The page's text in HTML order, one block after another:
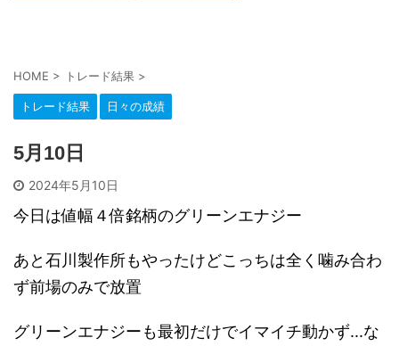
HOME > トレード結果 >
トレード結果 日々の成績
5月10日
2024年5月10日
今日は値幅４倍銘柄のグリーンエナジー
あと石川製作所もやったけどこっちは全く噛み合わ
ず前場のみで放置
グリーンエナジーも最初だけでイマイチ動かず...な